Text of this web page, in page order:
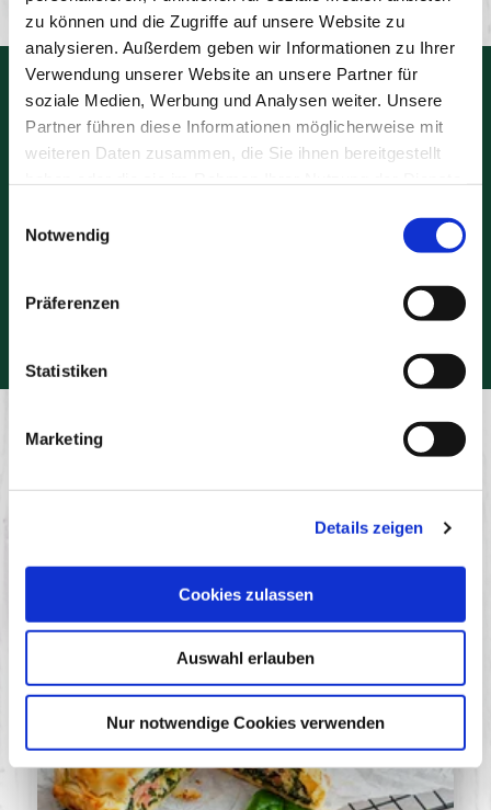
zu können und die Zugriffe auf unsere Website zu
analysieren. Außerdem geben wir Informationen zu Ihrer
Verwendung unserer Website an unsere Partner für
soziale Medien, Werbung und Analysen weiter. Unsere
Partner führen diese Informationen möglicherweise mit
weiteren Daten zusammen, die Sie ihnen bereitgestellt
Notwendig
Präferenzen
Statistiken
Marketing
Details zeigen
Cookies zulassen
Auswahl erlauben
Nur notwendige Cookies verwenden
Noch mehr Lieblingsrezepte entdecken